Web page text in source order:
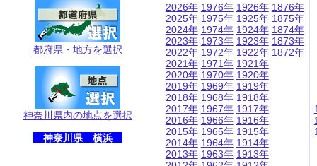
都府県・地方を選択
神奈川県内の地点を選択
神奈川県 横浜
2026年
2025年
2024年
2023年
2022年
2021年
2020年
2019年
2018年
2017年
2016年
2015年
2014年
2013年
1976年
1975年
1974年
1973年
1972年
1971年
1970年
1969年
1968年
1967年
1966年
1965年
1964年
1963年
1926年
1925年
1924年
1923年
1922年
1921年
1920年
1919年
1918年
1917年
1916年
1915年
1914年
1913年
1876年
1875年
1874年
1873年
1872年